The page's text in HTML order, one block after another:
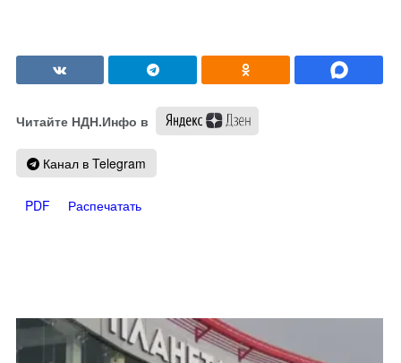
Читайте НДН.Инфо в
Канал в Telegram
PDF Распечатать